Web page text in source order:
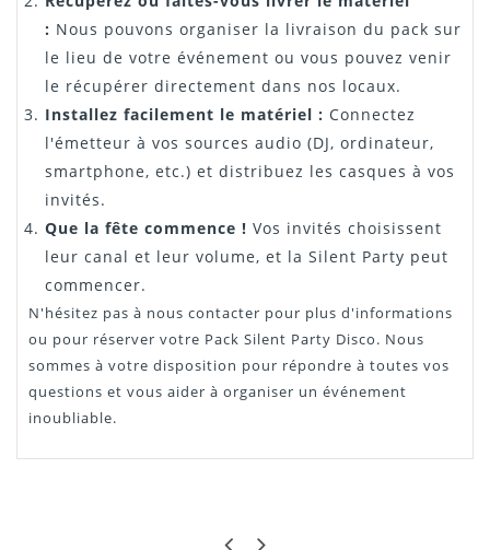
: Nous pouvons organiser la livraison du pack sur
le lieu de votre événement ou vous pouvez venir
le récupérer directement dans nos locaux.
Installez facilement le matériel : Connectez
l'émetteur à vos sources audio (DJ, ordinateur,
smartphone, etc.) et distribuez les casques à vos
invités.
Que la fête commence ! Vos invités choisissent
leur canal et leur volume, et la Silent Party peut
commencer.
N'hésitez pas à nous contacter pour plus d'informations
ou pour réserver votre Pack Silent Party Disco. Nous
sommes à votre disposition pour répondre à toutes vos
questions et vous aider à organiser un événement
inoubliable.